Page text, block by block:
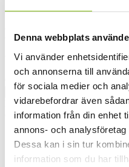
Denna webbplats
Vi använder
och annonserna till
för sociala medier och
vidarebefordrar även
information från din enhet
annons- och
Dessa kan i sin tur
information som du har
Har du en fråga
Vi svarar gärna på frågor och
Detta fält används för
oförändrat.
(Obligatoriskt)